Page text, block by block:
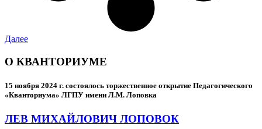
Далее
О КВАНТОРИУМЕ
15 ноября 2024 г. состоялось торжественное открытие Педагогического
«Кванториума» ЛГПУ имени Л.М. Лоповка
ЛЕВ МИХАЙЛОВИЧ ЛОПОВОК